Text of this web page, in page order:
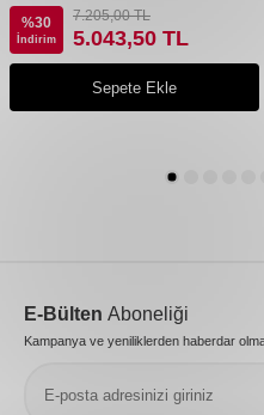
%30
İndirim
7.205,00TL
5.043,50 TL
Sepete Ekle
E-Bülten Aboneliği
Kampanya ve yeniliklerden haberdar